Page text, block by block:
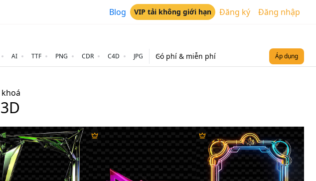
Blog VIP tải không giới hạn Đăng ký Đăng nhập
AI TTF PNG CDR C4D JPG Có phí & miễn phí Áp dụng